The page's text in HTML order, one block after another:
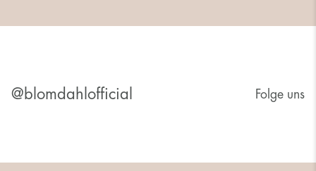
@blomdahlofficial Folge uns